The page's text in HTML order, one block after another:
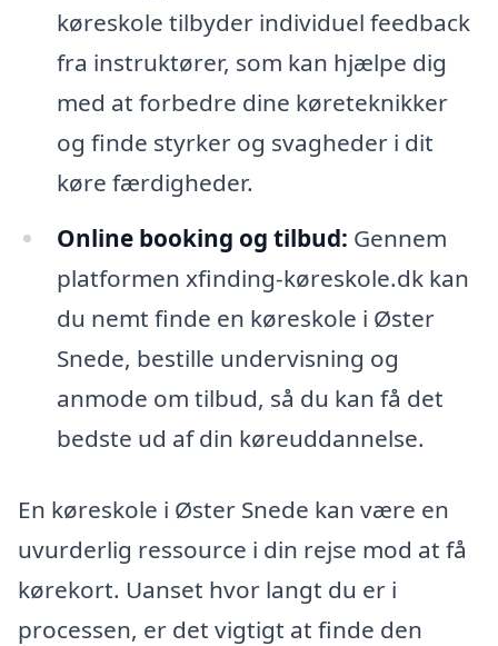
køreskole tilbyder individuel feedback
fra instruktører, som kan hjælpe dig
med at forbedre dine køreteknikker
og finde styrker og svagheder i dit
køre færdigheder.
Online booking og tilbud: Gennem
platformen xfinding-køreskole.dk kan
du nemt finde en køreskole i Øster
Snede, bestille undervisning og
anmode om tilbud, så du kan få det
bedste ud af din køreuddannelse.
En køreskole i Øster Snede kan være en
uvurderlig ressource i din rejse mod at få
kørekort. Uanset hvor langt du er i
processen, er det vigtigt at finde den